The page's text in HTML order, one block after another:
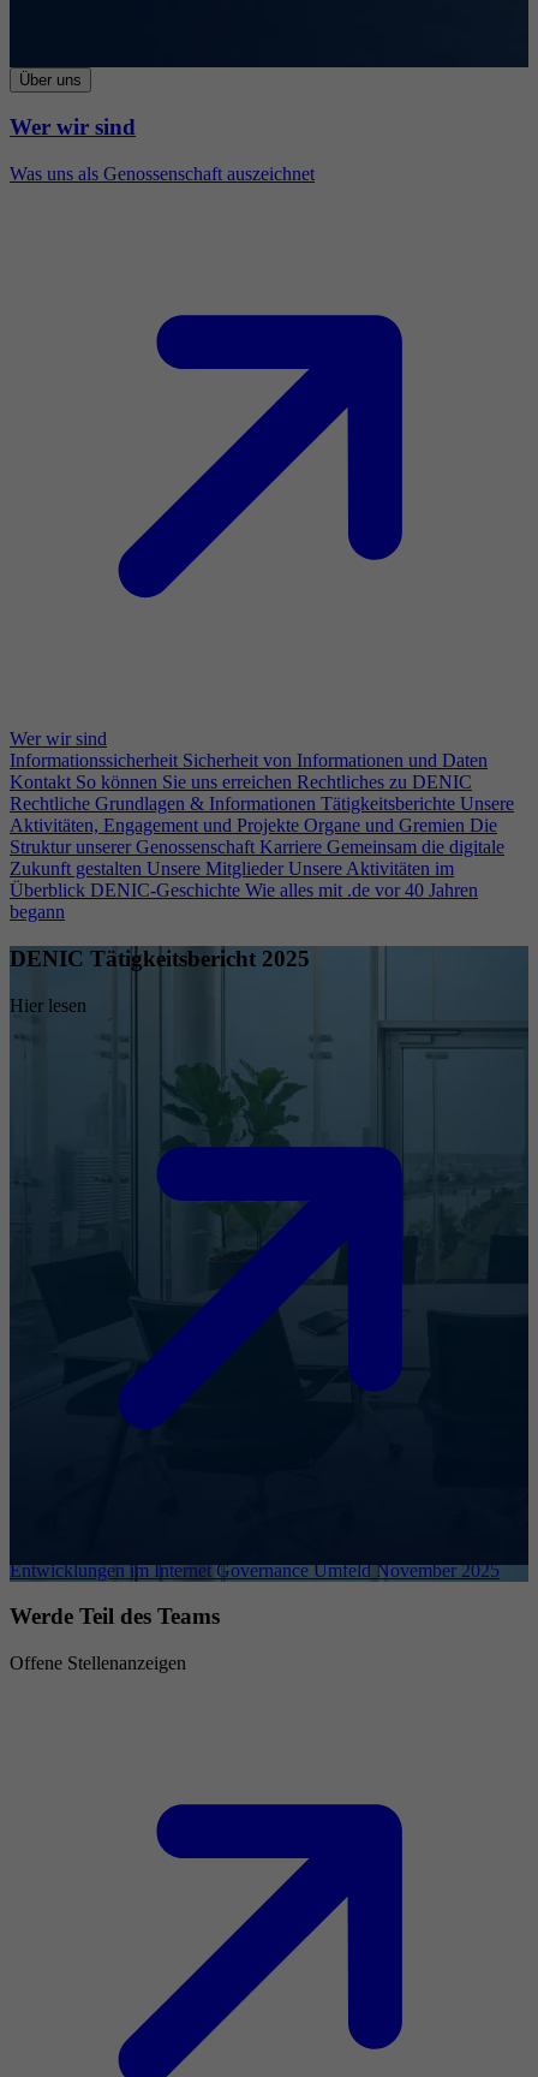
Über uns
Wer wir sind
Was uns als Genossenschaft auszeichnet
Wer wir sind
Informationssicherheit Sicherheit von Informationen und Daten
Kontakt So können Sie uns erreichen Rechtliches zu DENIC
Rechtliche Grundlagen & Informationen Tätigkeitsberichte Unsere
Aktivitäten, Engagement und Projekte Organe und Gremien Die
Struktur unserer Genossenschaft Karriere Gemeinsam die digitale
Zukunft gestalten Unsere Mitglieder Unsere Aktivitäten im
Überblick DENIC-Geschichte Wie alles mit .de vor 40 Jahren
begann
DENIC Tätigkeitsbericht 2025
Hier lesen
Entwicklungen im Internet Governance Umfeld November 2025
Werde Teil des Teams
Offene Stellenanzeigen